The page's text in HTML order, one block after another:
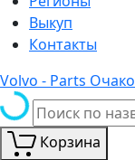
Выкуп
Контакты
Volvo - Parts
Корзина